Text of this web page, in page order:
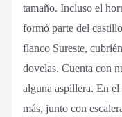
tamaño. Incluso el
formó parte del
flanco Sureste,
dovelas. Cuenta con
alguna aspillera. En
más, junto con